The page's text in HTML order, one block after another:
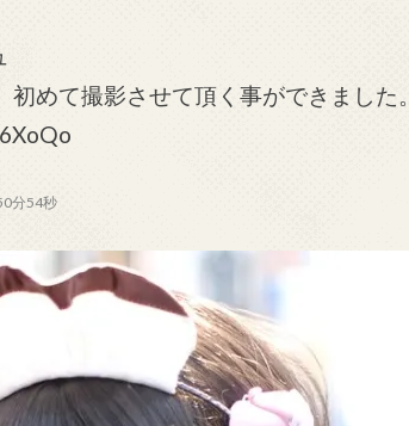
めて撮影させて頂く事ができました。
分54秒